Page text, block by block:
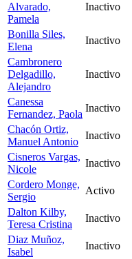
Alvarado,
Pamela
Inactivo
Bonilla Siles,
Elena
Inactivo
Cambronero
Delgadillo,
Alejandro
Inactivo
Canessa
Fernandez, Paola
Inactivo
Chacón Ortiz,
Manuel Antonio
Inactivo
Cisneros Vargas,
Nicole
Inactivo
Cordero Monge,
Sergio
Activo
Dalton Kilby,
Teresa Cristina
Inactivo
Diaz Muñoz,
Isabel
Inactivo